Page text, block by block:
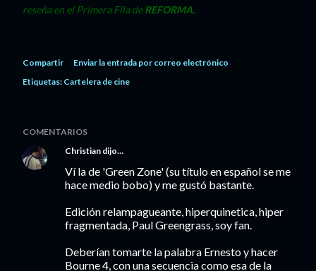
reseña en el Primera Fila deREFORMA.
Compartir
Enviar la entrada por correo electrónico
Etiquetas: Cartelera de cine
COMENTARIOS
Christian dijo…
Ví la de 'Green Zone' (su título en español se me
hace medio bobo) y me gustó bastante.
Edición relampagueante, hiperquinetica, hiper
fragmentada, Paul Greengrass, soy fan.
Deberían tomarte la palabra Ernesto y hacer
Bourne 4, con una secuencia como esa de la